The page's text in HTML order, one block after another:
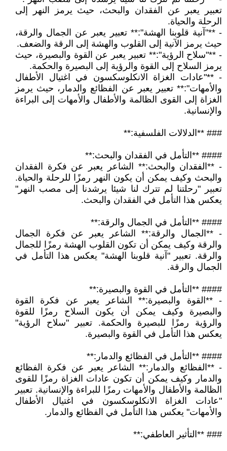
تعبير يعبر عن الفقدان والبحث، حيث يرمز النهر إلى
الرحلة والحياة.
- **"آنية قلوبنا الهشة":** تعبير يعبر عن الجمال والرقة،
حيث يرمز الآنية إلى القلوب والهشة إلى الرقة والضعف.
- **"سلاح الرؤية":** تعبير يعبر عن القوة والبصيرة، حيث
يرمز السلاح إلى القوة والرؤية إلى البصيرة والحكمة.
- **"عادات الغزاة الانكلوسكسون في اغتيال الأطفال
والأمهات":** تعبير يعبر عن الفظائع والدمار، حيث يرمز
الغزاة إلى القوى الظالمة والأطفال والأمهات إلى البراءة
والإنسانية.
### **الدلالات الفلسفية:**
#### **التأمل في الفقدان والبحث:**
- **الفقدان والبحث:** الشاعر يعبر عن فكرة الفقدان
والبحث وكيف يمكن أن يكون النهر رمزًا للرحلة والحياة.
تعبير "رحلتنا لم تترك لنا شيئا يرشدنا إلى مصب النهر"
يعكس هذا التأمل في الفقدان والبحث.
#### **التأمل في الجمال والرقة:**
- **الجمال والرقة:** الشاعر يعبر عن فكرة الجمال
والرقة وكيف يمكن أن تكون القلوب الهشة رمزًا للجمال
والرقة. تعبير "آنية قلوبنا الهشة" يعكس هذا التأمل في
الجمال والرقة.
#### **التأمل في القوة والبصيرة:**
- **القوة والبصيرة:** الشاعر يعبر عن فكرة القوة
والبصيرة وكيف يمكن أن يكون السلاح رمزًا للقوة
والرؤية رمزًا للبصيرة والحكمة. تعبير "سلاح الرؤية"
يعكس هذا التأمل في القوة والبصيرة.
#### **التأمل في الفظائع والدمار:**
- **الفظائع والدمار:** الشاعر يعبر عن فكرة الفظائع
والدمار وكيف يمكن أن تكون عادات الغزاة رمزًا للقوى
الظالمة والأطفال والأمهات رمزًا للبراءة والإنسانية. تعبير
"عادات الغزاة الانكلوسكسون في اغتيال الأطفال
والأمهات" يعكس هذا التأمل في الفظائع والدمار.
### **التأثير العاطفي:**